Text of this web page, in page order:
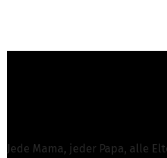
Jede Mama, jeder Papa, alle